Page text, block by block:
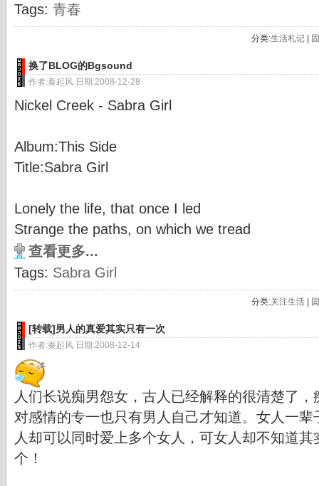
Tags: 青春
分类:生活札记
换了BLOG的Bgsound
作者:秦起风 日期:2008-12-28
Nickel Creek - Sabra Girl
Album:This Side
Title:Sabra Girl
Lonely the life, that once I led
Strange the paths, on which we tread
查看更多...
Tags: Sabra Girl
分类:关注生活
[转载]男人的真爱其实只有一次
作者:秦起风 日期:2008-12-14
人们长说痴男怨女，古人已经解释的很清楚了
对感情的专一也只有男人自己才知道。女人一
人却可以同时爱上多个女人，可女人却不知道
个！